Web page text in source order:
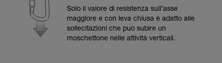
capacità di rifare la manovra, da soli, in piena
sicurezza, prima di riprodurla autonomamente.
Forniamo esempi di tecniche relative alla vostra
attività. Ne possono esistere altre che non
Solo il valore di resistenza sull’asse
maggiore e con leva chiusa è adatto alle
sollecitazioni che può subire un
moschettone nelle attività verticali.